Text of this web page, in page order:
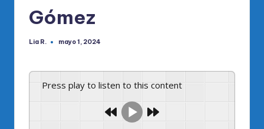
Gómez
Publicado
Lia R. mayo 1, 2024
Press play to listen to this content